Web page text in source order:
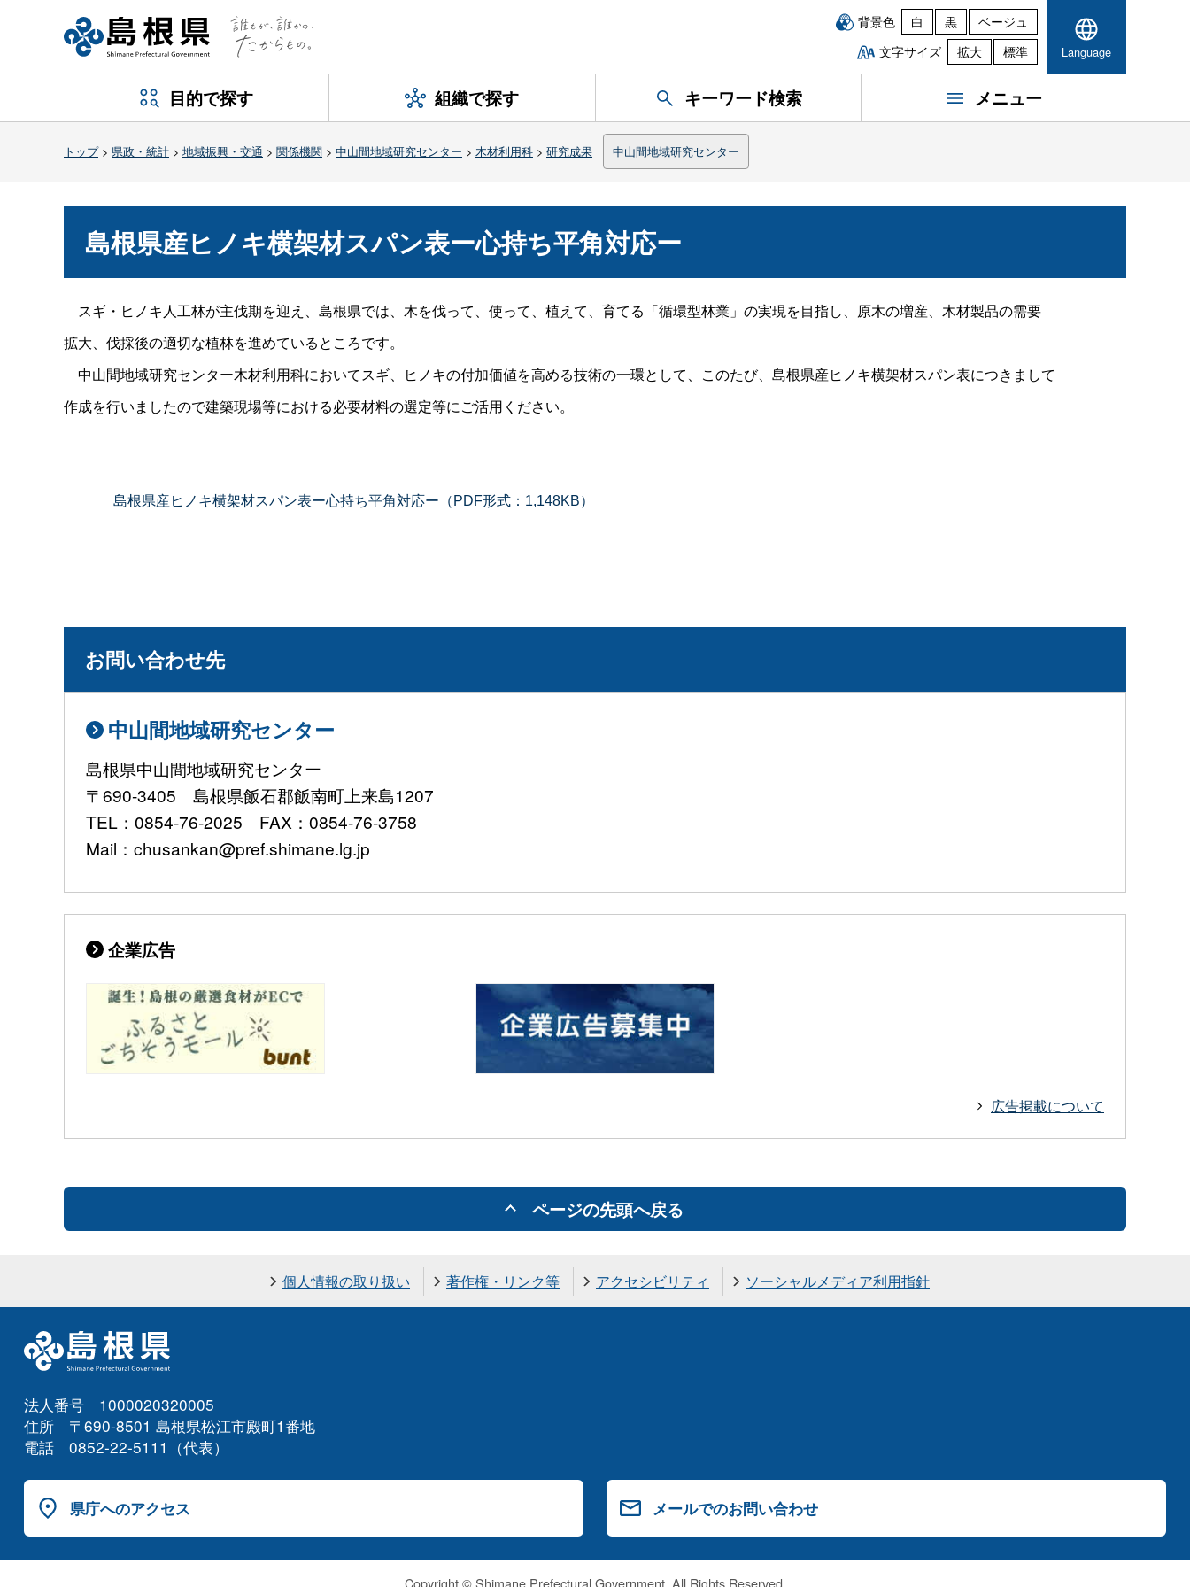
背景色 白 黒
ベージュ
文字サイズ
拡大 標準 Language
目的で探す 組織で探す キーワード検索 メニュー
トップ> 県政・統計 > 地域振興・交通 > 関係機関 > 中山間地域研究センター > 木材利用科 > 研究成果 中山間地域研究センター
島根県産ヒノキ横架材スパン表ー心持ち平角対応ー
スギ・ヒノキ人工林が主伐期を迎え、島根県では、木を伐って、使って、植えて、育てる「循環型林業」の実現を目指し、原木の増産、木材製品の需要
拡大、伐採後の適切な植林を進めているところです。
中山間地域研究センター木材利用科においてスギ、ヒノキの付加価値を高める技術の一環として、このたび、島根県産ヒノキ横架材スパン表につきまして
作成を行いましたので建築現場等における必要材料の選定等にご活用ください。
島根県産ヒノキ横架材スパン表ー心持ち平角対応ー（PDF形式：1,148KB）
お問い合わせ先
中山間地域研究センター
島根県中山間地域研究センター
〒690-3405 島根県飯石郡飯南町上来島1207
TEL：0854-76-2025 FAX：0854-76-3758
Mail：chusankan@pref.shimane.lg.jp
企業広告
広告掲載について
ページの先頭へ戻る
個人情報の取り扱い 著作権・リンク等 アクセシビリティ ソーシャルメディア利用指針
法人番号 1000020320005
住所 〒690-8501 島根県松江市殿町1番地
電話 0852-22-5111（代表）
県庁へのアクセス メールでのお問い合わせ
Copyright © Shimane Prefectural Government. All Rights Reserved.